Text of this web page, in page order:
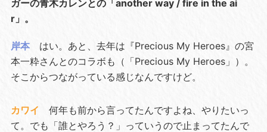
ガーの青木カレンとの「another way / fire in the ai
r」。
岸本
はい。あと、去年は『Precious My Heroes』の宮
本一粋さんとのコラボも（「Precious My Heroes」）。
そこからつながっている感じなんですけど。
カワイ
何年も前から言ってたんですよね、やりたいっ
て。でも「誰とやろう？」っていうので止まってたんで